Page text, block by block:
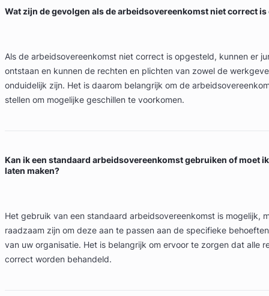
Wat zijn de gevolgen als de arbeidsovereenkomst niet correct
Als de arbeidsovereenkomst niet correct is opgesteld, kunnen er
ontstaan en kunnen de rechten en plichten van zowel de
onduidelijk zijn. Het is daarom belangrijk om de
stellen om mogelijke geschillen te voorkomen.
Kan ik een standaard arbeidsovereenkomst gebruiken of moet
laten maken?
Het gebruik van een standaard arbeidsovereenkomst is mogelijk,
raadzaam zijn om deze aan te passen aan de specifieke
van uw organisatie. Het is belangrijk om ervoor te zorgen dat alle
correct worden behandeld.